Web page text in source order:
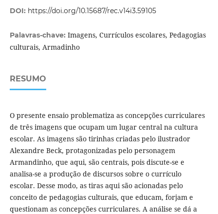
DOI: https://doi.org/10.15687/rec.v14i3.59105
Palavras-chave: Imagens, Currículos escolares, Pedagogias
culturais, Armadinho
RESUMO
O presente ensaio problematiza as concepções curriculares
de três imagens que ocupam um lugar central na cultura
escolar. As imagens são tirinhas criadas pelo ilustrador
Alexandre Beck, protagonizadas pelo personagem
Armandinho, que aqui, são centrais, pois discute-se e
analisa-se a produção de discursos sobre o currículo
escolar. Desse modo, as tiras aqui são acionadas pelo
conceito de pedagogias culturais, que educam, forjam e
questionam as concepções curriculares. A análise se dá a